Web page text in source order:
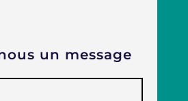
un message